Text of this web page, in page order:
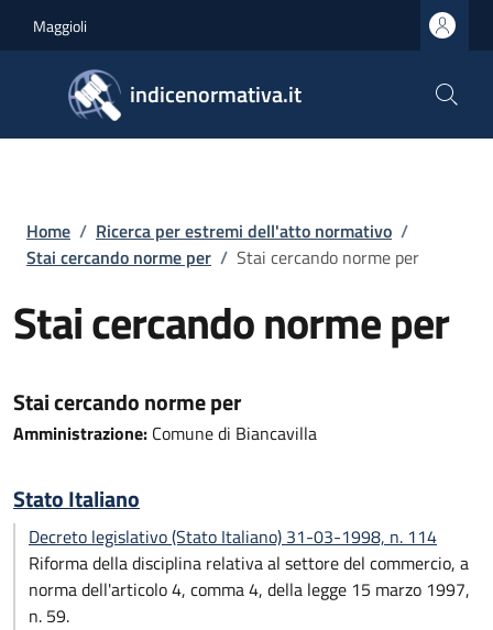
Maggioli
indicenormativa.it
Briciole di pane
Home / Ricerca per estremi dell'atto normativo /
Stai cercando norme per / Stai cercando norme per
Stai cercando norme per
Stai cercando norme per
Amministrazione: Comune di Biancavilla
Stato Italiano
Decreto legislativo (Stato Italiano) 31-03-1998, n. 114
Riforma della disciplina relativa al settore del commercio, a
norma dell'articolo 4, comma 4, della legge 15 marzo 1997,
n. 59.